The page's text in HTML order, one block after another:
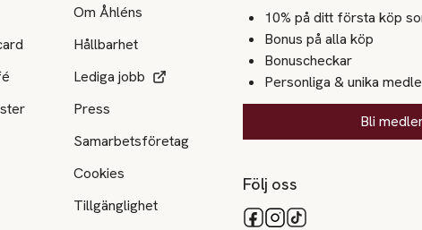
Om Åhléns
Hållbarhet
Lediga jobb
Press
Samarbetsföretag
Cookies
Tillgänglighet
10% på ditt första köp
Bonus på alla köp
Bonuscheckar
Personliga & unika
Bli
Följ oss